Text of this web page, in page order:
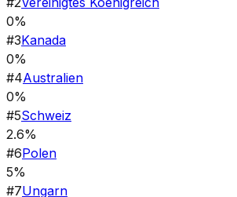
0%
#3Kanada
0%
#4Australien
0%
#5Schweiz
2.6%
#6Polen
5%
#7Ungarn